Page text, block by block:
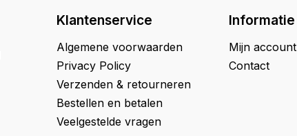
Klantenservice
Algemene voorwaarden
Privacy Policy
Verzenden & retourneren
Bestellen en betalen
Veelgestelde vragen
Informatie
Mijn account
Contact